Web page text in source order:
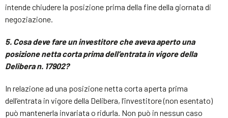
intende chiudere la posizione prima della fine della giornata di
negoziazione.
5. Cosa deve fare un investitore che aveva aperto una
posizione netta corta prima dell’entrata in vigore della
Delibera n. 17902?
In relazione ad una posizione netta corta aperta prima
dell’entrata in vigore della Delibera, l’investitore (non esentato)
può mantenerla invariata o ridurla. Non può in nessun caso